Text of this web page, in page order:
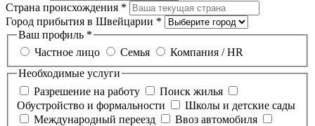
Страна происхождения *
Город прибытия в Швейцарии *
Ваш профиль *
Частное лицо
Семья
Компания / HR
Необходимые услуги
Разрешение на работу
Поиск жилья
Обустройство и формальности
Школы и детские сады
Международный переезд
Ввоз автомобиля